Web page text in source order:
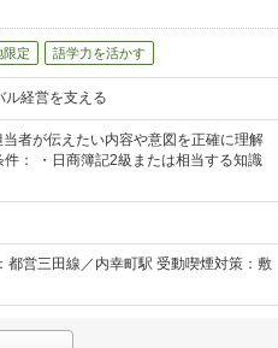
限定 語学力を活かす
ル経営を支える
者が伝えたい内容や意図を正確に理解
： ・日商簿記2級または相当する知識
都営三田線／内幸町駅 受動喫煙対策：敷